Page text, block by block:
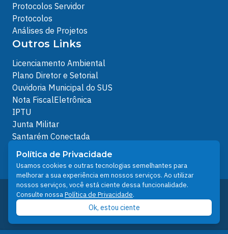
Protocolos Servidor
Protocolos
Análises de Projetos
Outros Links
Licenciamento Ambiental
Plano Diretor e Setorial
Ouvidoria Municipal do SUS
Nota FiscalEletrônica
IPTU
Junta Militar
Santarém Conectada
Política de Privacidade
People illustrations by Storyset
Desenvolvido pelo Núcleo Técnico de Gestão de
Tecnologia da Informação - NTI
Prefeitura de Santarém © 2026
Política de Privacidade
Usamos cookies e outras tecnologias semelhantes para
melhorar a sua experiência em nossos serviços. Ao utilizar
nossos serviços, você está ciente dessa funcionalidade.
Consulte nossaPolítica de Privacidade.
Ok, estou ciente